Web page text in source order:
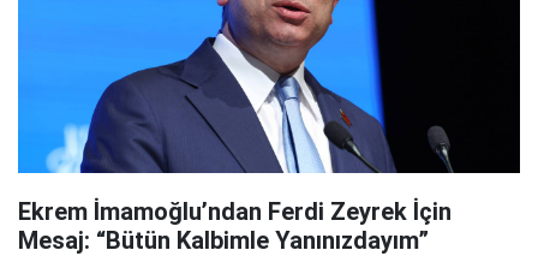
Ekrem İmamoğlu’ndan Ferdi Zeyrek İçin
Mesaj: “Bütün Kalbimle Yanınızdayım”